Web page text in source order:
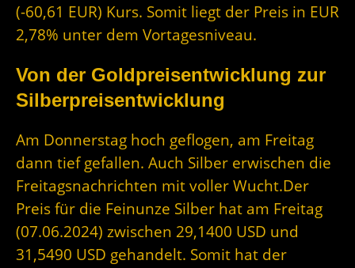
(-60,61 EUR) Kurs. Somit liegt der Preis in EUR
2,78% unter dem Vortagesniveau.
Von der Goldpreisentwicklung zur
Silberpreisentwicklung
Am Donnerstag hoch geflogen, am Freitag
dann tief gefallen. Auch Silber erwischen die
Freitagsnachrichten mit voller Wucht.Der
Preis für die Feinunze Silber hat am Freitag
(07.06.2024) zwischen 29,1400 USD und
31,5490 USD gehandelt. Somit hat der